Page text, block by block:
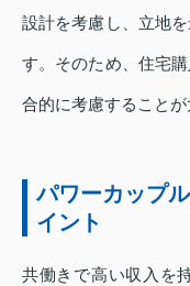
設計を考慮し、立地
す。そのため、住宅
合的に考慮することが
パワーカップ
イント
共働きで高い収入を